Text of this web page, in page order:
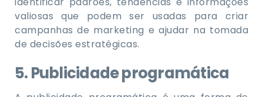
valiosas que podem ser usadas para criar
campanhas de marketing e ajudar na tomada
de decisões estratégicas.
5. Publicidade programática